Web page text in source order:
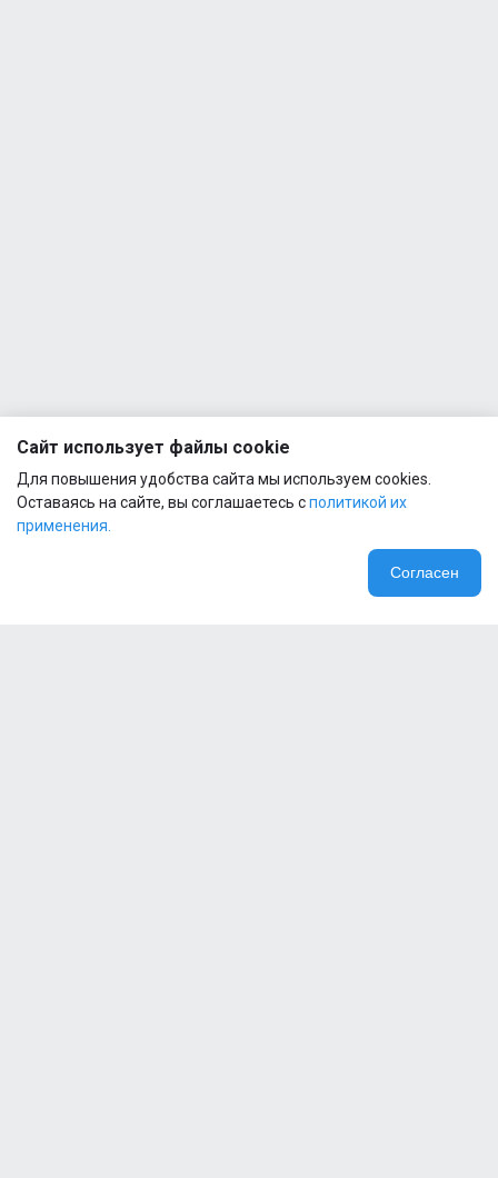
Сайт использует файлы cookie
Для повышения удобства сайта мы используем cookies.
Оставаясь на сайте, вы соглашаетесь сполитикой их
применения.
Согласен